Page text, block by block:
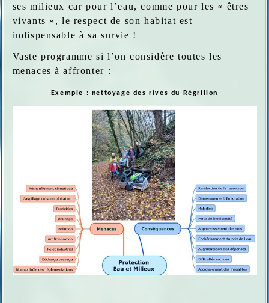
ses milieux car pour l’eau, comme pour les « êtres
vivants », le respect de son habitat est
indispensable à sa survie !
Vaste programme si l’on considère toutes les
menaces à affronter :
Exemple : nettoyage des rives du Régrillon